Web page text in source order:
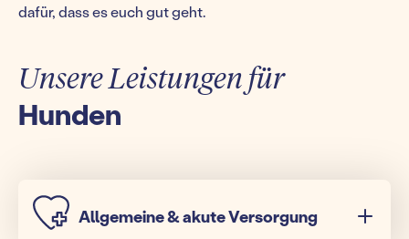
dafür, dass es euch gut geht.
Unsere Leistungen für
Hunden
Allgemeine & akute Versorgung